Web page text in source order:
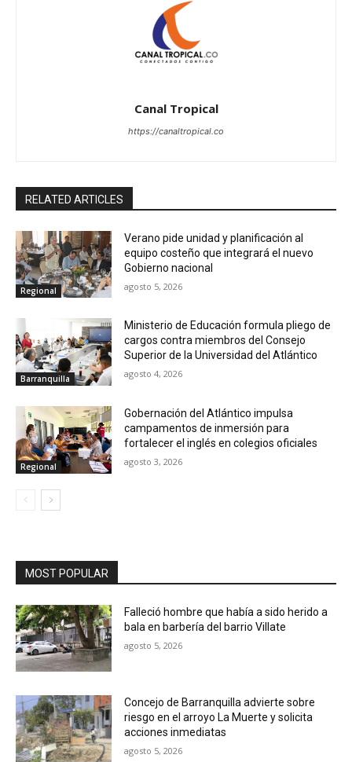
Canal Tropical
https://canaltropical.co
RELATED ARTICLES
Regional
Verano pide unidad y planificación al
equipo costeño que integrará el nuevo
Gobierno nacional
agosto 5, 2026
Barranquilla
Ministerio de Educación formula pliego de
cargos contra miembros del Consejo
Superior de la Universidad del Atlántico
agosto 4, 2026
Regional
Gobernación del Atlántico impulsa
campamentos de inmersión para
fortalecer el inglés en colegios oficiales
agosto 3, 2026
MOST POPULAR
Falleció hombre que había a sido herido a
bala en barbería del barrio Villate
agosto 5, 2026
Concejo de Barranquilla advierte sobre
riesgo en el arroyo La Muerte y solicita
acciones inmediatas
agosto 5, 2026